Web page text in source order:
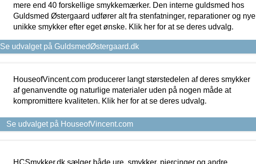
mere end 40 forskellige smykkemærker. Den interne guldsmed hos
Guldsmed Østergaard udfører alt fra stenfatninger, reparationer og nye
unikke smykker efter eget ønske. Klik her for at se deres udvalg.
Se udvalget på GuldsmedØstergaard.dk
HouseofVincent.com producerer langt størstedelen af deres smykker
af genanvendte og naturlige materialer uden på nogen måde at
kompromittere kvaliteten. Klik her for at se deres udvalg.
Se udvalget på HouseofVincent.com
HCSmykker.dk sælger både ure, smykker, piercinger og andre